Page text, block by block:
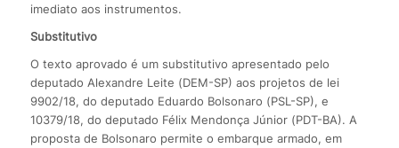
imediato aos instrumentos.
Substitutivo
O texto aprovado é um substitutivo apresentado pelo
deputado Alexandre Leite (DEM-SP) aos projetos de lei
9902/18, do deputado Eduardo Bolsonaro (PSL-SP), e
10379/18, do deputado Félix Mendonça Júnior (PDT-BA). A
proposta de Bolsonaro permite o embarque armado, em